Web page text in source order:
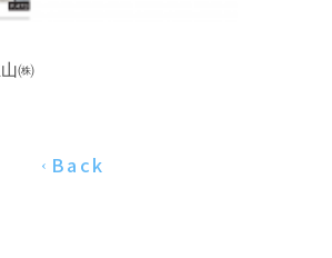
㈱
‹ Back